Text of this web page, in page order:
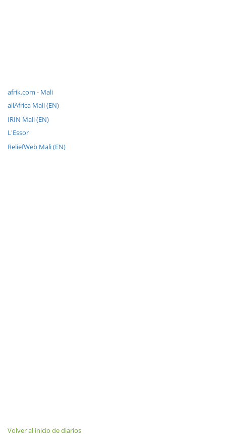
afrik.com - Mali
allAfrica Mali (EN)
IRIN Mali (EN)
L'Essor
ReliefWeb Mali (EN)
Volver al inicio de diarios